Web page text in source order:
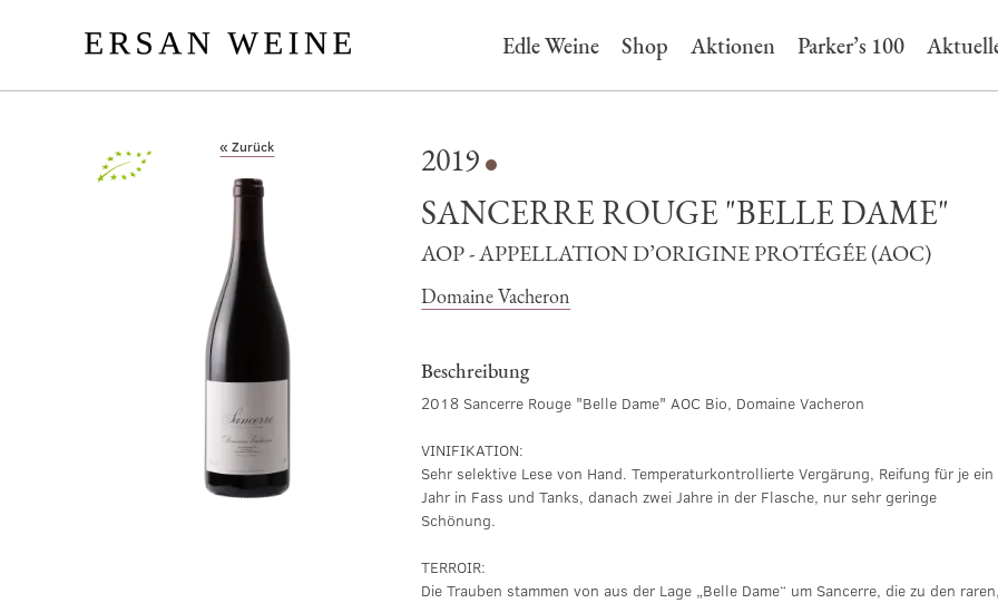
Edle Weine Shop Aktionen Parker’s 100
Bio « Zurück 2019
SANCERRE ROUGE "BELLE DAME"
AOP - APPELLATION D’ORIGINE PROTÉGÉE (AOC)
Domaine Vacheron
Beschreibung
2018 Sancerre Rouge "Belle Dame" AOC Bio, Domaine Vacheron
VINIFIKATION:
Sehr selektive Lese von Hand. Temperaturkontrollierte Vergärung, Reifung für je ein
Jahr in Fass und Tanks, danach zwei Jahre in der Flasche, nur sehr geringe
Schönung.
TERROIR:
Die Trauben stammen von aus der Lage „Belle Dame“ um Sancerre, die zu den raren,